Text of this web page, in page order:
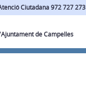
Ciutadana 972 727 273
de Campelles